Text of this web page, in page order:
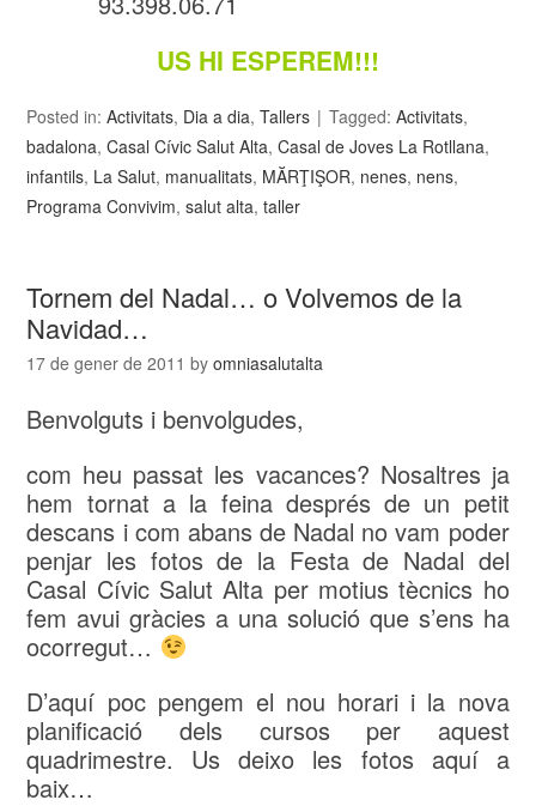
US HI ESPEREM!!!
Posted in:Activitats, Dia a dia,Tallers Tagged:Activitats,
badalona,Casal Cívic Salut Alta,Casal de Joves La Rotllana,
infantils, La Salut, manualitats, MĂRŢIŞOR, nenes, nens,
Programa Convivim,salut alta,taller
Tornem del Nadal… o Volvemos de la
Navidad…
17 de gener de 2011 byomniasalutalta
Benvolguts i benvolgudes,
com heu passat les vacances? Nosaltres ja
hem tornat a la feina després de un petit
descans i com abans de Nadal no vam poder
penjar les fotos de la Festa de Nadal del
Casal Cívic Salut Alta per motius tècnics ho
fem avui gràcies a una solució que s’ens ha
ocorregut…
D’aquí poc pengem el nou horari i la nova
planificació dels cursos per aquest
quadrimestre. Us deixo les fotos aquí a
baix…